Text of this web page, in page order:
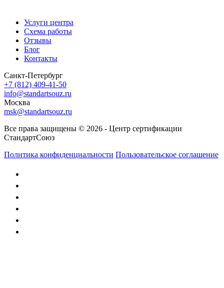
Услуги центра
Схема работы
Отзывы
Блог
Контакты
Санкт-Петербург
+7 (812) 409-41-50
info@standartsouz.ru
Москва
msk@standartsouz.ru
Все права защищены © 2026 - Центр сертификации
СтандартСоюз
Политика конфиденциальности Пользовательское соглашение